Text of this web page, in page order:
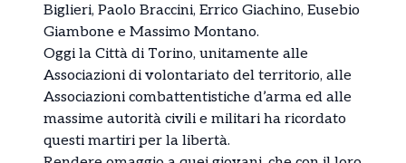
Biglieri, Paolo Braccini, Errico Giachino, Eusebio
Giambone e Massimo Montano.
Oggi la Città di Torino, unitamente alle
Associazioni di volontariato del territorio, alle
Associazioni combattentistiche d’arma ed alle
massime autorità civili e militari ha ricordato
questi martiri per la libertà.